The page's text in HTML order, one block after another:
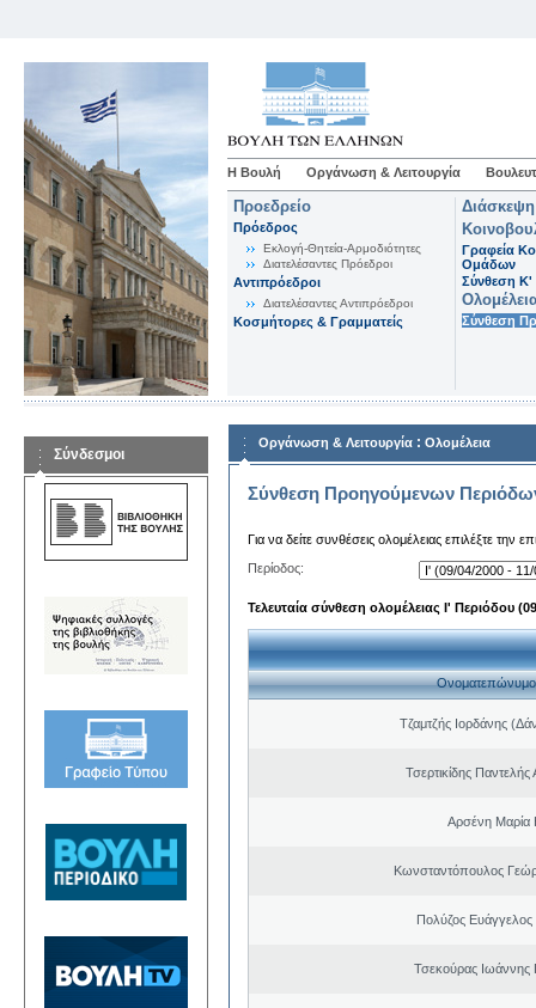
Η Βουλή Οργάνωση & Λειτουργία
Προεδρείο
Πρόεδρος
Εκλογή-Θητεία-Αρμοδιότητες
Διατελέσαντες Πρόεδροι
Αντιπρόεδροι
Διατελέσαντες Αντιπρόεδροι
Κοσμήτορες & Γραμματείς
Γραφεία
Ομάδων
Σύνθεση K'
Σύνθεση
Σύνδεσμοι
Οργάνωση & Λειτουργία : Ολομέλεια
Σύνθεση Προηγούμενων
Για να δείτε συνθέσεις ολομέλειας επιλέξτε την
Περίοδος:
Τελευταία σύνθεση ολομέλειας Ι' Περιόδου
Ονοματεπώνυμο
Τζαμτζής Ιορδάνης
Τσερτικίδης Παντελής
Αρσένη Μαρία
Κωνσταντόπουλος
Πολύζος Ευάγγελος
Τσεκούρας Ιωάννης